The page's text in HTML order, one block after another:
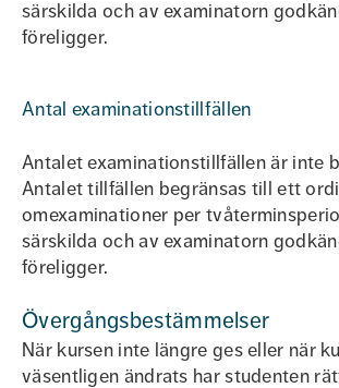
särskilda och av examinatorn
föreligger.
Antal examinationstillfällen
Antalet examinationstillfällen är inte
Antalet tillfällen begränsas till ett
omexaminationer per
särskilda och av examinatorn
föreligger.
Övergångsbestämmelser
När kursen inte längre ges eller när
väsentligen ändrats har studenten